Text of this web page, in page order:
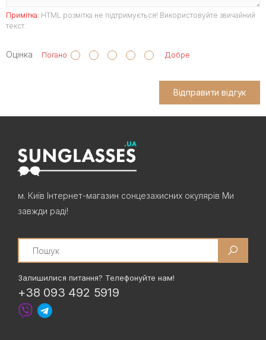
Примітка: HTML розмітка не підтримується! Використовуйте звичайний
текст.
Оцінка Погано Добре
Відправити відгук
м. Київ Інтернет-магазин сонцезахисних окулярів Ми
завжди раді!
Search
Залишилися питання? Телефонуйте нам!
+38 093 492 5919